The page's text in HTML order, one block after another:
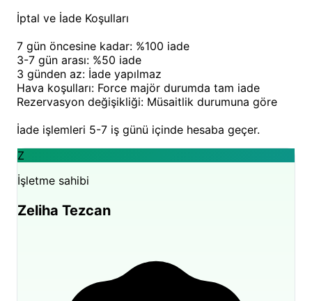
Antalya doğa kampıarayışında olanlar için Harnup
denizin ve güneşin tadını çıkarırken, ilkbahar ve
sonbaharda doğa yürüyüşleri ve çevreyi keşif için
ideal bir üs görevi görür.Harnup Camping
larında da sıklıkla bahsedildiği gibi, tesisimiz
Kaş'ın sunduğu bu güzelliklere kolay erişim imkanıyla
misafirlerimize eşsiz bir tatil deneyimi yaşatır.
kontrol ederek yerinizi ayırtabilirsiniz.
İptal ve İade Koşulları
7 gün öncesine kadar: %100 iade
3-7 gün arası: %50 iade
3 günden az: İade yapılmaz
Hava koşulları: Force majör durumda tam iade
Rezervasyon değişikliği: Müsaitlik durumuna göre
İade işlemleri 5-7 iş günü içinde hesaba geçer.
Z
İşletme sahibi
Zeliha Tezcan